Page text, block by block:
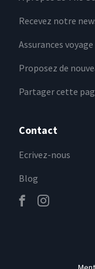
Recevez notre
Assurances voyage
Proposez de
Partager cette
Contact
Ecrivez-nous
Blog